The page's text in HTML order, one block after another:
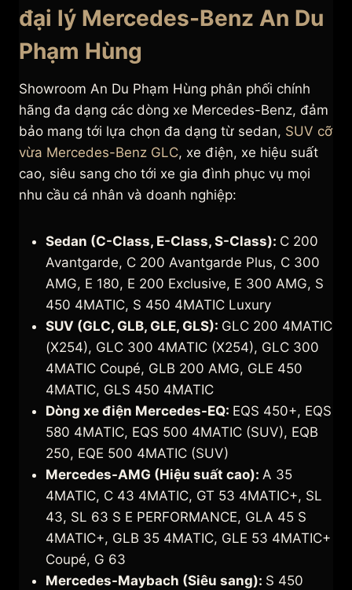
đại lý Mercedes-Benz An Du
Phạm Hùng
Showroom An Du Phạm Hùng phân phối chính
hãng đa dạng các dòng xe Mercedes-Benz, đảm
bảo mang tới lựa chọn đa dạng từ sedan, SUV cỡ
vừa Mercedes-Benz GLC, xe điện, xe hiệu suất
cao, siêu sang cho tới xe gia đình phục vụ mọi
nhu cầu cá nhân và doanh nghiệp:
Sedan (C-Class, E-Class, S-Class): C 200
Avantgarde, C 200 Avantgarde Plus, C 300
AMG, E 180, E 200 Exclusive, E 300 AMG, S
450 4MATIC, S 450 4MATIC Luxury
SUV (GLC, GLB, GLE, GLS): GLC 200 4MATIC
(X254), GLC 300 4MATIC (X254), GLC 300
4MATIC Coupé, GLB 200 AMG, GLE 450
4MATIC, GLS 450 4MATIC
Dòng xe điện Mercedes-EQ: EQS 450+, EQS
580 4MATIC, EQS 500 4MATIC (SUV), EQB
250, EQE 500 4MATIC (SUV)
Mercedes-AMG (Hiệu suất cao): A 35
4MATIC, C 43 4MATIC, GT 53 4MATIC+, SL
43, SL 63 S E PERFORMANCE, GLA 45 S
4MATIC+, GLB 35 4MATIC, GLE 53 4MATIC+
Coupé, G 63
Mercedes-Maybach (Siêu sang): S 450